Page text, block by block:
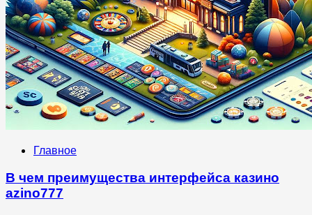
Главное
В чем преимущества интерфейса казино
azino777